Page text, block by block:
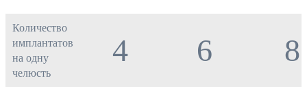
Количество
имплантатов
на одну
челюсть
4 6 8